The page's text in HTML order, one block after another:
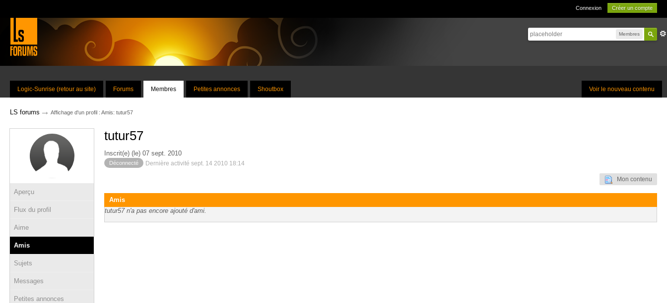
Connexion Créer un compte
Membres
Voir le nouveau contenu
Logic-Sunrise (retour au site) Forums Membres Petites annonces Shoutbox
LS forums → Affichage d'un profil : Amis: tutur57
Aperçu
Flux du profil
Aime
Amis
Sujets
Messages
Petites annonces
tutur57
Inscrit(e) (le) 07 sept. 2010
Déconnecté Dernière activité sept. 14 2010 18:14
Mon contenu
Amis
tutur57 n'a pas encore ajouté d'ami.